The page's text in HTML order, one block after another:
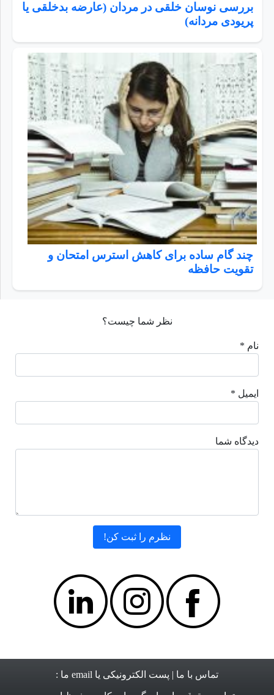
بررسی نوسان خلقی در مردان (عارضه بدخلقی یا
پریودی مردانه)
چند گام ساده برای کاهش استرس امتحان و
تقویت حافظه
نظر شما چیست؟
نام *
ایمیل *
دیدگاه شما
تماس با ما | پست الکترونیکی یا email ما :